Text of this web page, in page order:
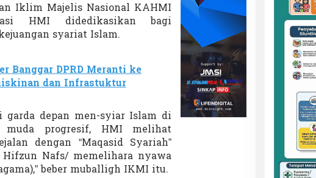
Iklim Majelis Nasional KAHMI
HMI didedikasikan bagi
syariat Islam.
Banggar DPRD Meranti ke
dan Infrastuktur
garda depan men-syiar Islam di
progresif, HMI melihat
dengan “Maqasid Syariah”
Nafs/ memelihara nyawa
beber muballigh IKMI itu.